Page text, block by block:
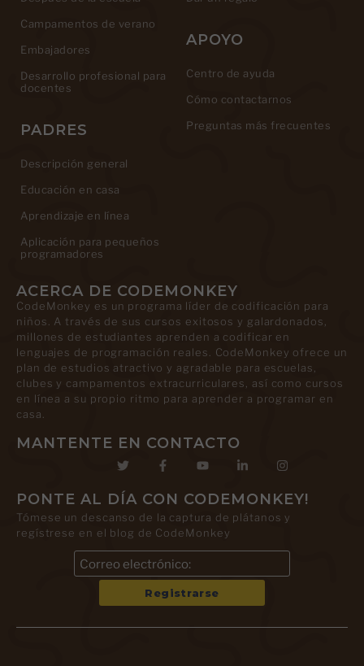
Campamentos de verano
Embajadores
Desarrollo profesional para
docentes
PADRES
Descripción general
Educación en casa
Aprendizaje en línea
Aplicación para pequeños
programadores
APOYO
Centro de ayuda
Cómo contactarnos
Preguntas más frecuentes
ACERCA DE CODEMONKEY
CodeMonkey es un programa líder de codificación para
niños. A través de sus cursos exitosos y galardonados,
millones de estudiantes aprenden a codificar en
lenguajes de programación reales. CodeMonkey ofrece un
plan de estudios atractivo y agradable para escuelas,
clubes y campamentos extracurriculares, así como cursos
en línea a su propio ritmo para aprender a programar en
casa.
MANTENTE EN CONTACTO
PONTE AL DÍA CON CODEMONKEY!
Tómese un descanso de la captura de plátanos y
regístrese en el blog de CodeMonkey